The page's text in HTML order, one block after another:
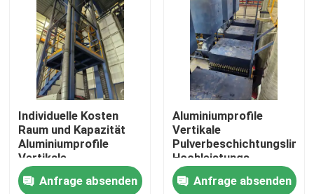
Individuelle Kosten
Raum und Kapazität
Aluminiumprofile
Vertikale
Pulverbeschichtungslinie
Hochleistung
Anfrage absenden
Aluminiumprofile
Vertikale
Pulverbeschichtungslinie
Hochleistungs-
Anfrage absenden